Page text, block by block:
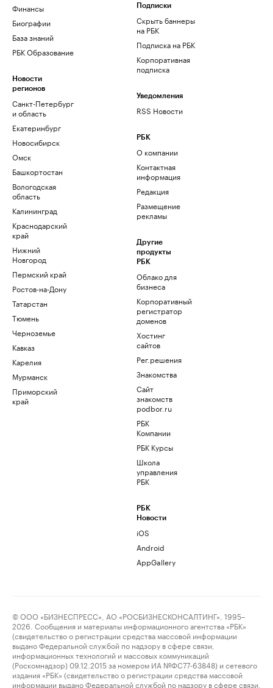
Финансы
Биографии
База знаний
РБК Образование
Новости
регионов
Санкт-Петербург
и область
Екатеринбург
Новосибирск
Омск
Башкортостан
Вологодская
область
Калининград
Краснодарский
край
Нижний
Новгород
Пермский край
Ростов-на-Дону
Татарстан
Тюмень
Черноземье
Кавказ
Карелия
Мурманск
Приморский
край
Подписки
Скрыть баннеры
на РБК
Подписка на РБК
Корпоративная
подписка
Уведомления
RSS Новости
РБК
О компании
Контактная
информация
Редакция
Размещение
рекламы
Другие
продукты
РБК
Облако для
бизнеса
Корпоративный
регистратор
доменов
Хостинг
сайтов
Рег.решения
Знакомства
Сайт
знакомств
podbor.ru
РБК
Компании
РБК Курсы
Школа
управления
РБК
РБК
Новости
iOS
Android
AppGallery
© ООО «БИЗНЕСПРЕСС», АО «РОСБИЗНЕСКОНСАЛТИНГ», 1995–
2026. Сообщения и материалы информационного агентства «РБК»
(свидетельство о регистрации средства массовой информации
выдано Федеральной службой по надзору в сфере связи,
информационных технологий и массовых коммуникаций
(Роскомнадзор) 09.12.2015 за номером ИА №ФС77-63848) и сетевого
издания «РБК» (свидетельство о регистрации средства массовой
информации выдано Федеральной службой по надзору в сфере связи,